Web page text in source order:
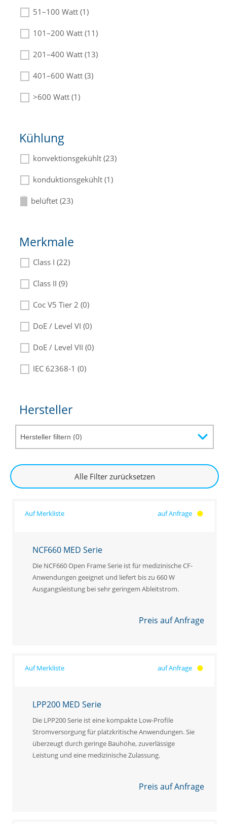
Beschreibung.
51–100 Watt (1)
101–200 Watt (11)
201–400 Watt (13)
401–600 Watt (3)
>600 Watt (1)
Kühlung
konvektionsgekühlt (23)
konduktionsgekühlt (1)
belüftet (23)
Merkmale
Class I (22)
Class II (9)
Coc V5 Tier 2 (0)
DoE / Level VI (0)
DoE / Level VII (0)
IEC 62368-1 (0)
Hersteller
Alle Filter zurücksetzen
auf Anfrage
NCF660 MED Serie
Die NCF660 Open Frame Serie ist für medizinische CF-
Anwendungen geeignet und liefert bis zu 660 W
Ausgangsleistung bei sehr geringem Ableitstrom.
Preis auf Anfrage
auf Anfrage
LPP200 MED Serie
Die LPP200 Serie ist eine kompakte Low-Profile
Stromversorgung für platzkritische Anwendungen. Sie
überzeugt durch geringe Bauhöhe, zuverlässige
Leistung und eine medizinische Zulassung.
Preis auf Anfrage